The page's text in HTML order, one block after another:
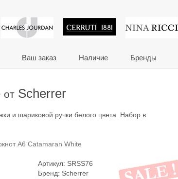
и
Ваш заказ Наличие Бренды
от Scherrer
и шариковой ручки белого цвета. Набор в
A6 Catamaran White
Артикул: SRSS76
Бренд: Scherrer